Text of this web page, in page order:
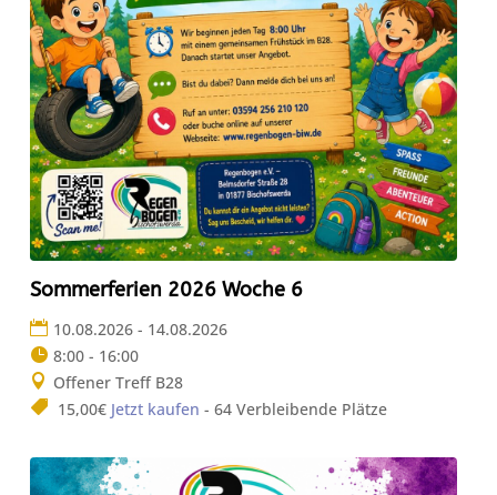
Sommerferien 2026 Woche 6
10.08.2026 - 14.08.2026
8:00 - 16:00
Offener Treff B28
15,00€ Jetzt kaufen - 64 Verbleibende Plätze